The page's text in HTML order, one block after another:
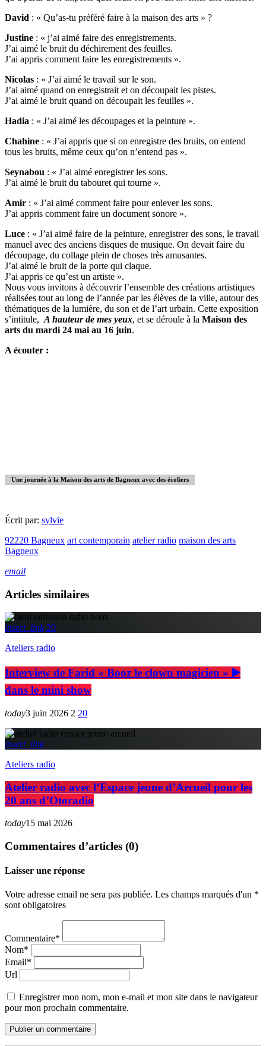
David : « Qu’as-tu préféré faire à la maison des arts » ?
Justine : « j’ai aimé faire des enregistrements.
J’ai aimé le bruit du déchirement des feuilles.
J’ai appris comment faire les enregistrements ».
Nicolas : « J’ai aimé le travail sur le son.
J’ai aimé quand on enregistrait et on découpait les pistes.
J’ai aimé le bruit quand on découpait les feuilles ».
Hadia : « J’ai aimé les découpages et la peinture ».
Chahine : « J’ai appris que si on enregistre des bruits, on entend
tous les bruits, même ceux qu’on n’entend pas ».
Seynabou : « J’ai aimé enregistrer les sons.
J’ai aimé le bruit du tabouret qui tourne ».
Amir : « J’ai aimé comment faire pour enlever les sons.
J’ai appris comment faire un document sonore ».
Luce : « J’ai aimé faire de la peinture, enregistrer des sons, le travail
manuel avec des anciens disques de musique. On devait faire du
découpage, du collage plein de choses très amusantes.
J’ai aimé le bruit de la porte qui claque.
J’ai appris ce qu’est un artiste ».
Nous vous invitons à découvrir l’ensemble des créations artistiques
réalisées tout au long de l’année par les élèves de la ville, autour des
thématiques de la lumière, du son et de l’art urbain. Cette exposition
s’intitule, A hauteur de mes yeux, et se déroule à la Maison des
arts du mardi 24 mai au 16 juin.
A écouter :
Une journée à la Maison des arts de Bagneux avec des écoliers
Écrit par: sylvie
92220 Bagneux art contemporain atelier radio maison des arts
Bagneux
email
Articles similaires
insert_link 20
Ateliers radio
Interview de Farid « Booz le clown magicien » ▶️
dans le mini show
today3 juin 2026 2 20
insert_link
Ateliers radio
Atelier radio avec l’Espace jeune d’Arcueil pour les
20 ans d’Otoradio
today15 mai 2026
Commentaires d’articles (0)
Laisser une réponse
Votre adresse email ne sera pas publiée. Les champs marqués d'un *
sont obligatoires
Commentaire*
Nom*
Email*
Url
Enregistrer mon nom, mon e-mail et mon site dans le navigateur
pour mon prochain commentaire.